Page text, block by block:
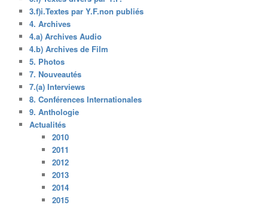
3.f)i.Textes par Y.F.non publiés
4. Archives
4.a) Archives Audio
4.b) Archives de Film
5. Photos
7. Nouveautés
7.(a) Interviews
8. Conférences Internationales
9. Anthologie
Actualités
2010
2011
2012
2013
2014
2015